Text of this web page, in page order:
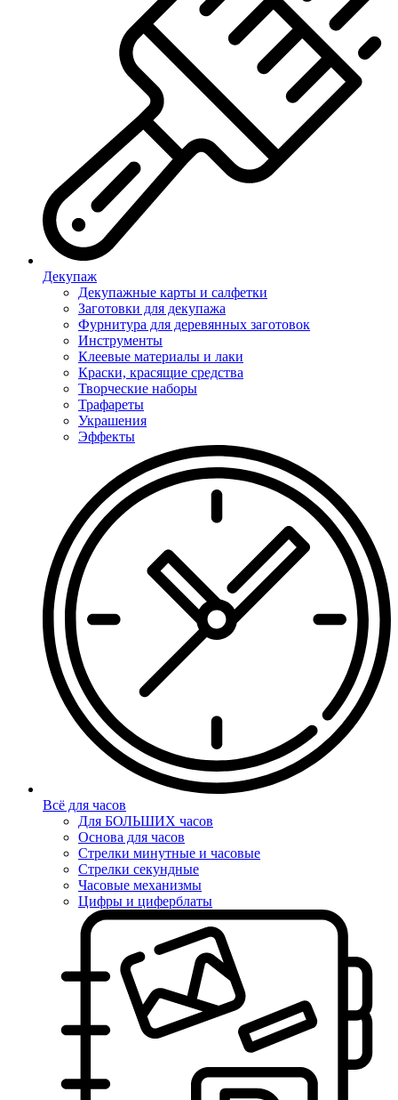
Декупаж
Декупажные карты и салфетки
Заготовки для декупажа
Фурнитура для деревянных заготовок
Инструменты
Клеевые материалы и лаки
Краски, красящие средства
Творческие наборы
Трафареты
Украшения
Эффекты
Всё для часов
Для БОЛЬШИХ часов
Основа для часов
Стрелки минутные и часовые
Стрелки секундные
Часовые механизмы
Цифры и циферблаты